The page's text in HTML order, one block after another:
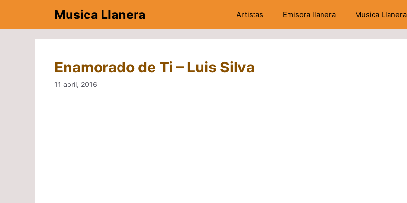
contenido
Musica Llanera Artistas Emisora llanera Musica Llanera
Enamorado de Ti – Luis Silva
11 abril, 2016